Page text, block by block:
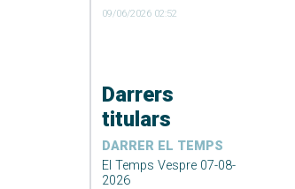
09/06/2026 02:52
Darrers
titulars
DARRER EL TEMPS
El Temps Vespre 07-08-
2026